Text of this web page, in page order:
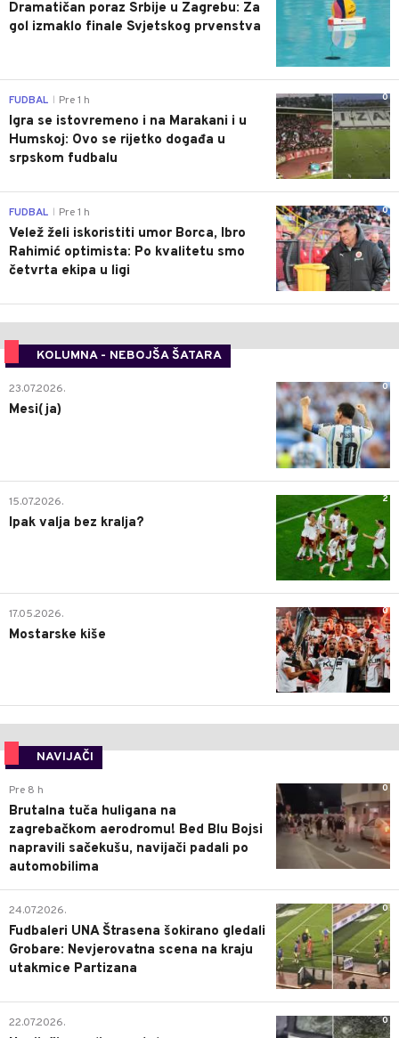
Dramatičan poraz Srbije u Zagrebu: Za
gol izmaklo finale Svjetskog prvenstva
0
FUDBAL Pre 1 h
Igra se istovremeno i na Marakani i u
Humskoj: Ovo se rijetko događa u
srpskom fudbalu
0
FUDBAL Pre 1 h
Velež želi iskoristiti umor Borca, Ibro
Rahimić optimista: Po kvalitetu smo
četvrta ekipa u ligi
KOLUMNA - NEBOJŠA ŠATARA
0
23.07.2026.
Mesi(ja)
2
15.07.2026.
Ipak valja bez kralja?
0
17.05.2026.
Mostarske kiše
NAVIJAČI
0
Pre 8 h
Brutalna tuča huligana na
zagrebačkom aerodromu! Bed Blu Bojsi
napravili sačekušu, navijači padali po
automobilima
0
24.07.2026.
Fudbaleri UNA Štrasena šokirano gledali
Grobare: Nevjerovatna scena na kraju
utakmice Partizana
0
22.07.2026.